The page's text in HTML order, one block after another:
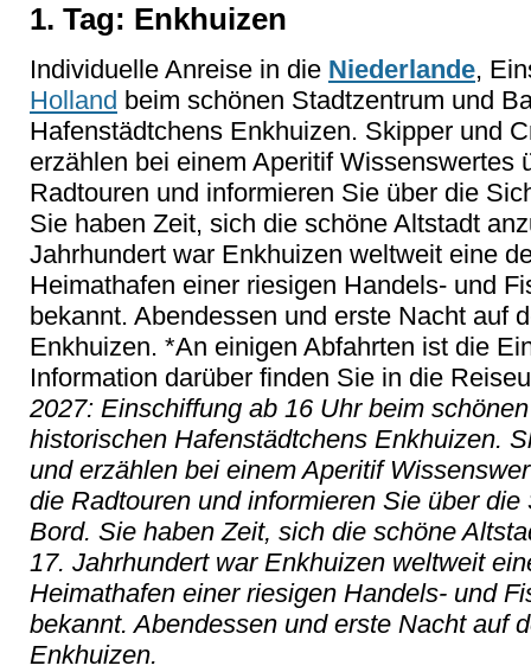
1. Tag: Enkhuizen
Individuelle Anreise in die Niederlande,
Holland beim schönen Stadtzentrum und
Hafenstädtchens Enkhuizen. Skipper und
erzählen bei einem Aperitif Wissenswertes
Radtouren und informieren Sie über die
Sie haben Zeit, sich die schöne Altstadt
Jahrhundert war Enkhuizen weltweit eine
Heimathafen einer riesigen Handels- und
bekannt. Abendessen und erste Nacht auf
Enkhuizen. *An einigen Abfahrten ist die
Information darüber finden Sie in die
2027: Einschiffung ab 16 Uhr beim
historischen Hafenstädtchens Enkhuizen.
und erzählen bei einem Aperitif
die Radtouren und informieren Sie über
Bord. Sie haben Zeit, sich die schöne
17. Jahrhundert war Enkhuizen weltweit
Heimathafen einer riesigen Handels- und
bekannt. Abendessen und erste Nacht auf
Enkhuizen.